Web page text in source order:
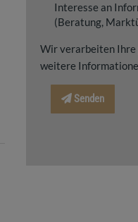
Interesse an
(Beratung,
Wir verarbeiten Ihre
weitere
Senden